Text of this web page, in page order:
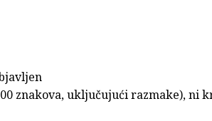
znakova, uključujući razmake), ni